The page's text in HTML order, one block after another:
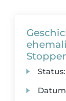
Status: